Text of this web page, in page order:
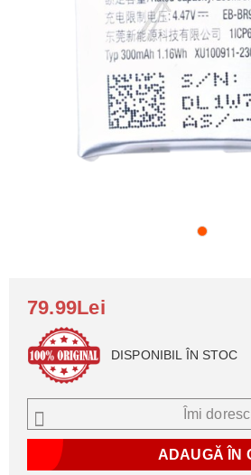
79.99Lei
DISPONIBIL ÎN STOC
Îmi doresc